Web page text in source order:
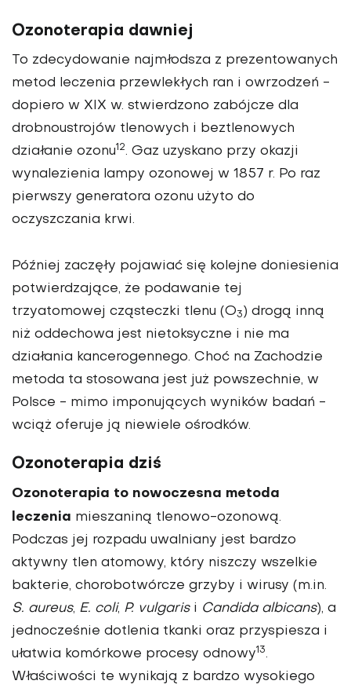
Ozonoterapia dawniej
To zdecydowanie najmłodsza z prezentowanych
metod leczenia przewlekłych ran i owrzodzeń -
dopiero w XIX w. stwierdzono zabójcze dla
drobnoustrojów tlenowych i beztlenowych
działanie ozonu12. Gaz uzyskano przy okazji
wynalezienia lampy ozonowej w 1857 r. Po raz
pierwszy generatora ozonu użyto do
oczyszczania krwi.
Później zaczęły pojawiać się kolejne doniesienia
potwierdzające, że podawanie tej
trzyatomowej cząsteczki tlenu (O3 ) drogą inną
niż oddechowa jest nietoksyczne i nie ma
działania kancerogennego. Choć na Zachodzie
metoda ta stosowana jest już powszechnie, w
Polsce - mimo imponujących wyników badań -
wciąż oferuje ją niewiele ośrodków.
Ozonoterapia dziś
Ozonoterapia to nowoczesna metoda
leczenia mieszaniną tlenowo-ozonową.
Podczas jej rozpadu uwalniany jest bardzo
aktywny tlen atomowy, który niszczy wszelkie
bakterie, chorobotwórcze grzyby i wirusy (m.in.
S. aureus, E. coli, P. vulgarisi Candida albicans), a
jednocześnie dotlenia tkanki oraz przyspiesza i
ułatwia komórkowe procesy odnowy13.
Właściwości te wynikają z bardzo wysokiego